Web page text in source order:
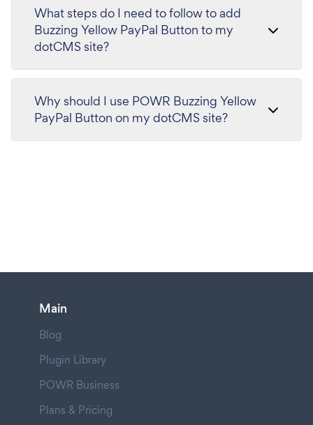
What steps do I need to follow to add
Buzzing Yellow PayPal Button to my
dotCMS site?
Why should I use POWR Buzzing Yellow
PayPal Button on my dotCMS site?
Main
Blog
Plugin Library
POWR Business
Plans & Pricing